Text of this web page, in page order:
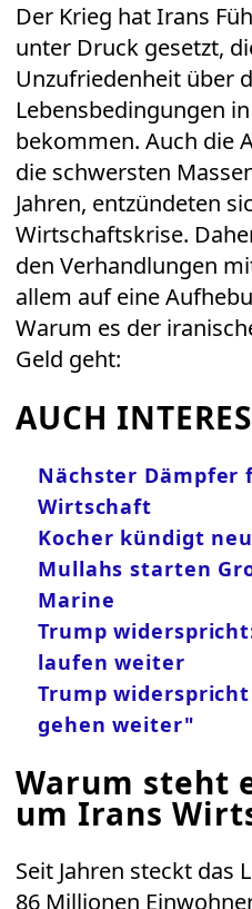
Der Krieg hat Irans
unter Druck gesetzt,
Unzufriedenheit über
Lebensbedingungen
bekommen. Auch die
die schwersten
Jahren, entzündeten
Wirtschaftskrise.
den Verhandlungen
allem auf eine
Warum es der
Geld geht:
AUCH
Nächster Dämpfer
Wirtschaft
Kocher kündigt
Mullahs starten
Marine
Trump
laufen weiter
Trump
gehen weiter"
Warum steht
um Irans
Seit Jahren steckt das
86 Millionen